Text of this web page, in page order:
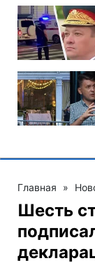
Главная »
Шесть